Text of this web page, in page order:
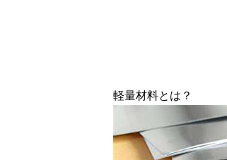
軽量材料とは？